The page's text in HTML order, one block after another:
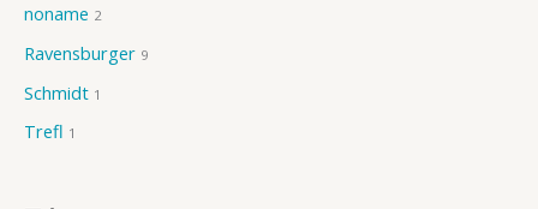
noname 2
Ravensburger 9
Schmidt 1
Trefl 1